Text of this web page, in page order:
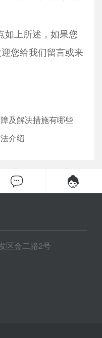
上所述，如果您
您给我们留言或来
及解决措施有哪些
介绍
区金二路2号